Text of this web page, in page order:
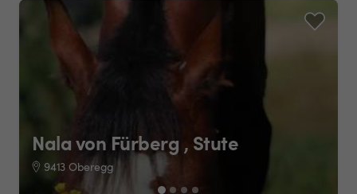
Nala von Fürberg , Stute
9413 Oberegg